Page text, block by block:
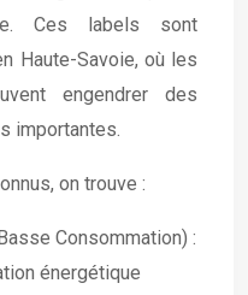
Ces labels sont
Haute-Savoie, où les
engendrer des
importantes.
on trouve :
Consommation) :
énergétique